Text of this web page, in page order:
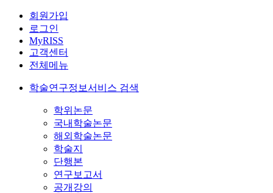
회원가입
로그인
MyRISS
고객센터
전체메뉴
학술연구정보서비스 검색
학위논문
국내학술논문
해외학술논문
학술지
단행본
연구보고서
공개강의